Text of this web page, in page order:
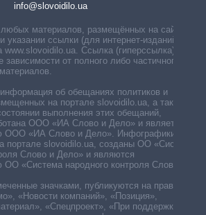
info@slovoidilo.ua
материалов, размещённых на сайте,
указании ссылки (для интернет-изданий —
www.slovoidilo.ua. Ссылка (гиперссылка)
зависимости от полного либо частичного
об обещаниях политиков и
на портале slovoidilo.ua, а также
выполнения этих обещаний,
ООО «ИА Слово и Дело» и является
ООО «ИА Слово и Дело». Инфографики,
портале slovoidilo.ua, созданы ОО «Система
Слово и Дело» и являются
ОО «Система народного контроля Слово и
значками, публикуются на правах
«Новости компаний», «Позиция»,
«Спецпроект», «При поддержке».